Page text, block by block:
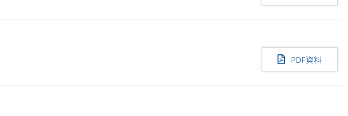
PDF資料